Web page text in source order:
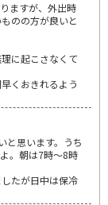
ますが、外出時
のの方が良いと
に起こさなくて
くおきれるよう
と思います。うち
。朝は7時～8時
たが日中は保冷